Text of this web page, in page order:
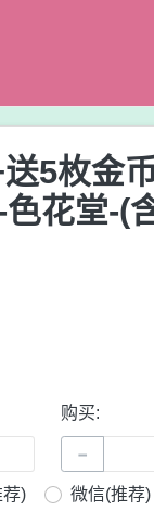
5枚金
花堂-(
购买:
−
)
微信(推荐)